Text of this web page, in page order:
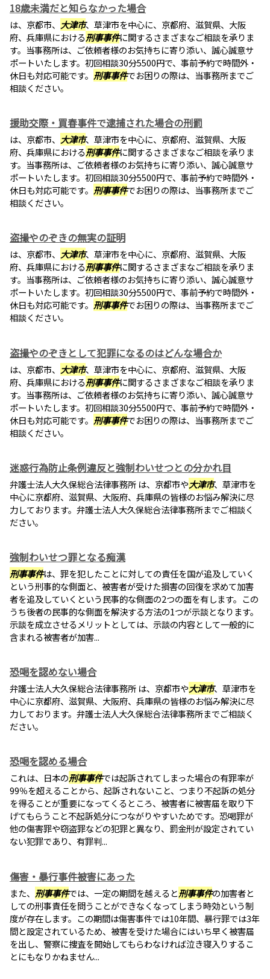
18歳未満だと知らなかった場合
は、京都市、 大津市、草津市を中心に、京都府、滋賀県、大阪
府、兵庫県における刑事事件に関するさまざまなご相談を承りま
す。当事務所は、ご依頼者様のお気持ちに寄り添い、誠心誠意サ
ポートいたします。初回相談30分5500円で、事前予約で時間外・
休日も対応可能です。 刑事事件でお困りの際は、当事務所までご
相談ください。
援助交際・買春事件で逮捕された場合の刑罰
は、京都市、 大津市、草津市を中心に、京都府、滋賀県、大阪
府、兵庫県における刑事事件に関するさまざまなご相談を承りま
す。当事務所は、ご依頼者様のお気持ちに寄り添い、誠心誠意サ
ポートいたします。初回相談30分5500円で、事前予約で時間外・
休日も対応可能です。 刑事事件でお困りの際は、当事務所までご
相談ください。
盗撮やのぞきの無実の証明
は、京都市、 大津市、草津市を中心に、京都府、滋賀県、大阪
府、兵庫県における刑事事件に関するさまざまなご相談を承りま
す。当事務所は、ご依頼者様のお気持ちに寄り添い、誠心誠意サ
ポートいたします。初回相談30分5500円で、事前予約で時間外・
休日も対応可能です。 刑事事件でお困りの際は、当事務所までご
相談ください。
盗撮やのぞきとして犯罪になるのはどんな場合か
は、京都市、 大津市、草津市を中心に、京都府、滋賀県、大阪
府、兵庫県における刑事事件に関するさまざまなご相談を承りま
す。当事務所は、ご依頼者様のお気持ちに寄り添い、誠心誠意サ
ポートいたします。初回相談30分5500円で、事前予約で時間外・
休日も対応可能です。 刑事事件でお困りの際は、当事務所までご
相談ください。
迷惑行為防止条例違反と強制わいせつとの分かれ目
弁護士法人大久保総合法律事務所 は、京都市や大津市、草津市を
中心に京都府、滋賀県、大阪府、兵庫県の皆様のお悩み解決に尽
力しております。弁護士法人大久保総合法律事務所までご相談く
ださい。
強制わいせつ罪となる痴漢
刑事事件は、罪を犯したことに対しての責任を国が追及していく
という刑事的な側面と、被害者が受けた損害の回復を求めて加害
者を追及していくという民事的な側面の2つの面を有します。この
うち後者の民事的な側面を解決する方法の1つが示談となります。
示談を成立させるメリットとしては、示談の内容として一般的に
含まれる被害者が加害...
恐喝を認めない場合
弁護士法人大久保総合法律事務所 は、京都市や大津市、草津市を
中心に京都府、滋賀県、大阪府、兵庫県の皆様のお悩み解決に尽
力しております。弁護士法人大久保総合法律事務所までご相談く
ださい。
恐喝を認める場合
これは、日本の刑事事件では起訴されてしまった場合の有罪率が
99％を超えることから、起訴されないこと、つまり不起訴の処分
を得ることが重要になってくるところ、被害者に被害届を取り下
げてもらうこと不起訴処分につながりやすいためです。恐喝罪が
他の傷害罪や窃盗罪などの犯罪と異なり、罰金刑が設定されてい
ない犯罪であり、有罪判...
傷害・暴行事件被害にあった
また、 刑事事件では、一定の期間を越えると刑事事件の加害者と
しての刑事責任を問うことができなくなってしまう時効という制
度が存在します。この期間は傷害事件では10年間、暴行罪では3年
間と設定されているため、被害を受けた場合にはいち早く被害届
を出し、警察に捜査を開始してもらわなければ泣き寝入りするこ
とにもなりかねません...